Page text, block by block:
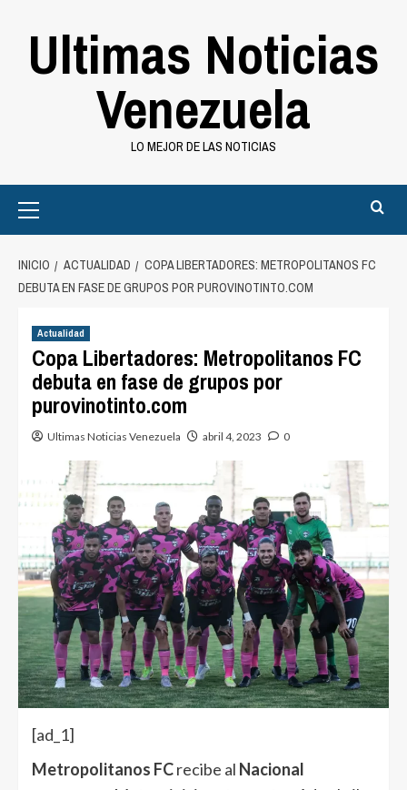
Ultimas Noticias
Venezuela
LO MEJOR DE LAS NOTICIAS
Menu
INICIO ACTUALIDAD
COPA LIBERTADORES: METROPOLITANOS FC
DEBUTA EN FASE DE GRUPOS POR PUROVINOTINTO.COM
Actualidad
Copa Libertadores: Metropolitanos FC
debuta en fase de grupos por
purovinotinto.com
Ultimas Noticias Venezuela abril 4, 2023 0
[ad_1]
Metropolitanos FCrecibe al Nacional